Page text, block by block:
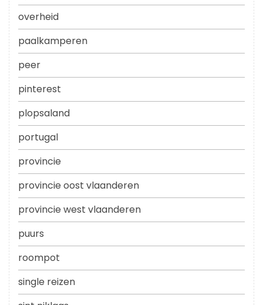
overheid
paalkamperen
peer
pinterest
plopsaland
portugal
provincie
provincie oost vlaanderen
provincie west vlaanderen
puurs
roompot
single reizen